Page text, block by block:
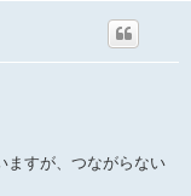
ますが、つながらない